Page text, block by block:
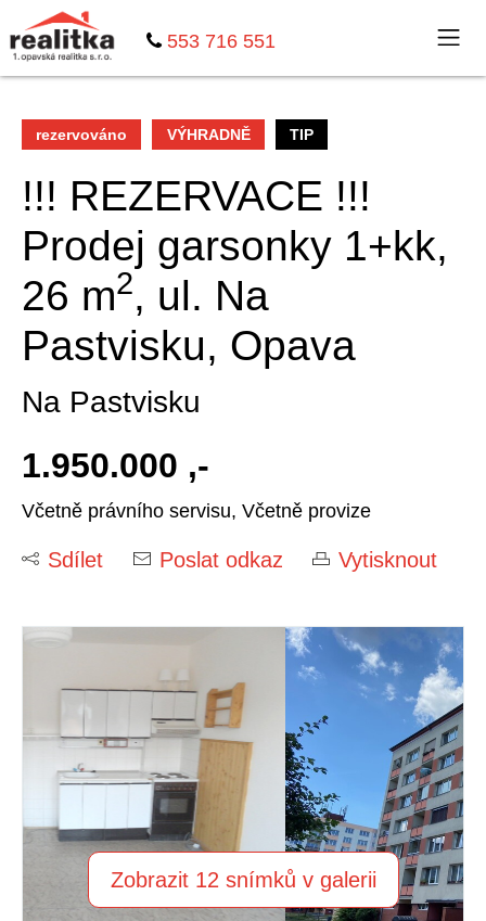
553 716 551
rezervováno VÝHRADNĚ TIP
!!! REZERVACE !!!
Prodej garsonky 1+kk,
26 m2, ul. Na
Pastvisku, Opava
Na Pastvisku
1.950.000 ,-
Včetně právního servisu, Včetně provize
Sdílet Poslat odkaz Vytisknout
Zobrazit 12 snímků v galerii